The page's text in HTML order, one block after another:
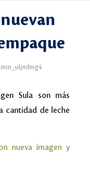
Sula son más
cantidad de leche
nueva imagen y